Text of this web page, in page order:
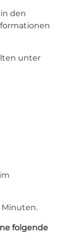
den
unter
Minuten.
folgende